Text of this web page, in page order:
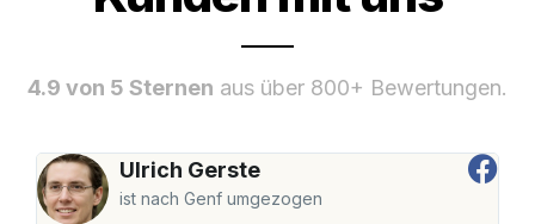
4.9 von 5 Sternen aus über 800+ Bewertungen.
Ulrich Gerste
ist nach Genf umgezogen